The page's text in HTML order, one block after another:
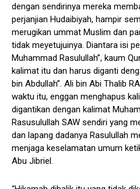
dengan sendirinya mereka
perjanjian Hudaibiyah, hampir
merugikan ummat Muslim dan
tidak meyetujuinya. Diantara isi
Muhammad Rasulullah”, kaum
kalimat itu dan harus diganti
bin Abdullah”. Ali bin Abi Thalib
waktu itu, enggan menghapus
digantikan dengan kalimat
Rasusulullah SAW sendiri yang
dan lapang dadanya Rasulullah
menjaga keselamatan umum
Abu Jibriel.